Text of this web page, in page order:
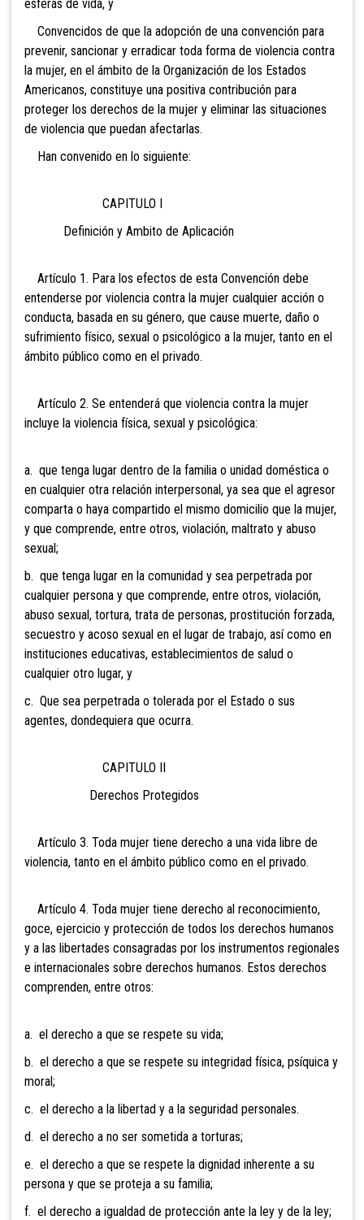
esferas de vida, y
Convencidos de que la adopción de una convención para
prevenir, sancionar y erradicar toda forma de violencia contra
la mujer, en el ámbito de la Organización de los Estados
Americanos, constituye una positiva contribución para
proteger los derechos de la mujer y eliminar las situaciones
de violencia que puedan afectarlas.
Han convenido en lo siguiente:
CAPITULO I
Definición y Ambito de Aplicación
Artículo 1. Para los efectos de esta Convención debe
entenderse por violencia contra la mujer cualquier acción o
conducta, basada en su género, que cause muerte, daño o
sufrimiento físico, sexual o psicológico a la mujer, tanto en el
ámbito público como en el privado.
Artículo 2. Se entenderá que violencia contra la mujer
incluye la violencia física, sexual y psicológica:
a. que tenga lugar dentro de la familia o unidad doméstica o
en cualquier otra relación interpersonal, ya sea que el agresor
comparta o haya compartido el mismo domicilio que la mujer,
y que comprende, entre otros, violación, maltrato y abuso
sexual;
b. que tenga lugar en la comunidad y sea perpetrada por
cualquier persona y que comprende, entre otros, violación,
abuso sexual, tortura, trata de personas, prostitución forzada,
secuestro y acoso sexual en el lugar de trabajo, así como en
instituciones educativas, establecimientos de salud o
cualquier otro lugar, y
c. Que sea perpetrada o tolerada por el Estado o sus
agentes, dondequiera que ocurra.
CAPITULO II
Derechos Protegidos
Artículo 3. Toda mujer tiene derecho a una vida libre de
violencia, tanto en el ámbito público como en el privado.
Artículo 4. Toda mujer tiene derecho al reconocimiento,
goce, ejercicio y protección de todos los derechos humanos
y a las libertades consagradas por los instrumentos regionales
e internacionales sobre derechos humanos. Estos derechos
comprenden, entre otros:
a. el derecho a que se respete su vida;
b. el derecho a que se respete su integridad física, psíquica y
moral;
c. el derecho a la libertad y a la seguridad personales.
d. el derecho a no ser sometida a torturas;
e. el derecho a que se respete la dignidad inherente a su
persona y que se proteja a su familia;
f. el derecho a igualdad de protección ante la ley y de la ley;